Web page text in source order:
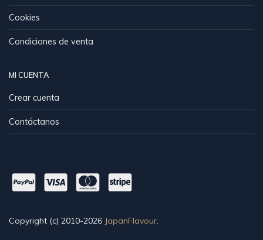
Cookies
Condiciones de venta
MI CUENTA
Crear cuenta
Contáctanos
Copyright (c) 2010-2026 JapanFlavour